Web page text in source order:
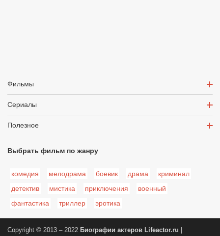
Фильмы
Сериалы
Полезное
Выбрать фильм по жанру
комедия мелодрама боевик драма
криминал
детектив
мистика приключения
военный
фантастика
триллер эротика
Copyright © 2013 – 2022 Биографии актеров Lifeactor.ru